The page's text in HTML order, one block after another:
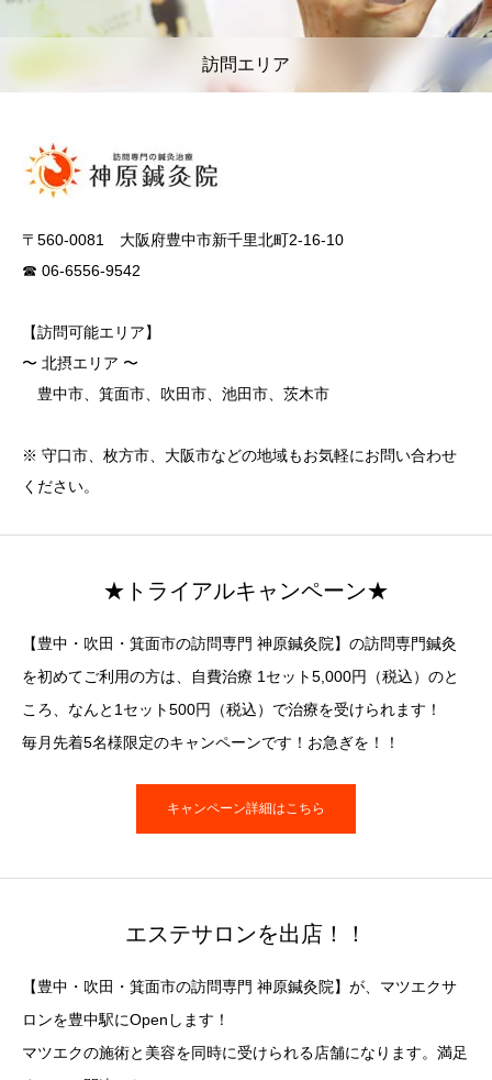
訪問エリア
〒560-0081 大阪府豊中市新千里北町2-16-10
☎ 06-6556-9542
【訪問可能エリア】
〜 北摂エリア 〜
豊中市、箕面市、吹田市、池田市、茨木市
※ 守口市、枚方市、大阪市などの地域もお気軽にお問い合わせ
ください。
★トライアルキャンペーン★
【豊中・吹田・箕面市の訪問専門 神原鍼灸院】の訪問専門鍼灸
を初めてご利用の方は、自費治療 1セット5,000円（税込）のと
ころ、なんと1セット500円（税込）で治療を受けられます！
毎月先着5名様限定のキャンペーンです！お急ぎを！！
キャンペーン詳細はこちら
エステサロンを出店！！
【豊中・吹田・箕面市の訪問専門 神原鍼灸院】が、マツエクサ
ロンを豊中駅にOpenします！
マツエクの施術と美容を同時に受けられる店舗になります。満足